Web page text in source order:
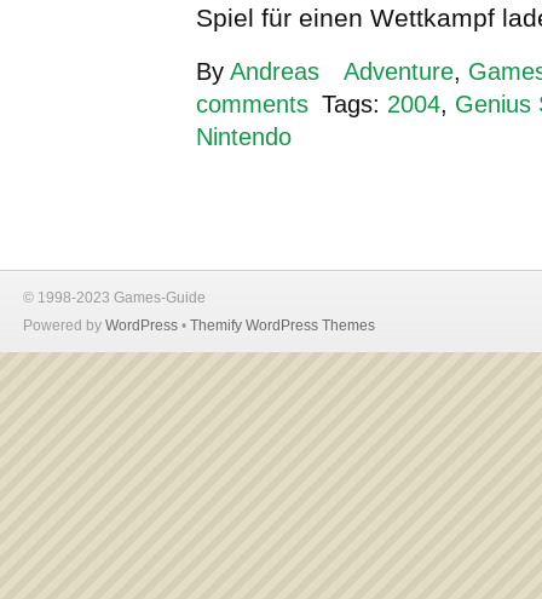
Spiel für einen Wettkampf
By Andreas Adventure,
comments Tags: 2004, Genius
Nintendo
© 1998-2023 Games-Guide
Powered by WordPress • Themify WordPress Themes